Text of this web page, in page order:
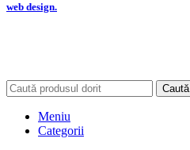
web design.
Caută
Meniu
Categorii